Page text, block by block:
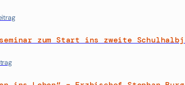
zum Start ins zweite